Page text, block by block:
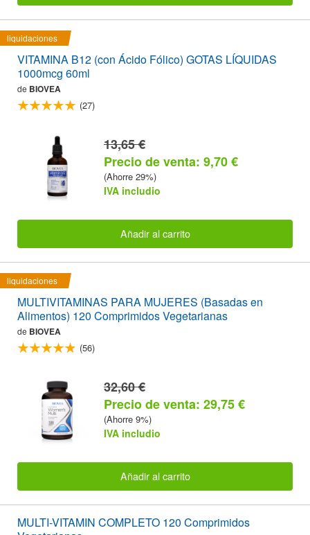
liquidaciones
VITAMINA B12 (con Ácido Fólico) GOTAS LÍQUIDAS
1000mcg 60ml
de BIOVEA
(27)
13,65 €
Precio de venta: 9,70 €
(Ahorre 29%)
IVA includio
Añadir al carrito
liquidaciones
MULTIVITAMINAS PARA MUJERES (Basadas en
Alimentos) 120 Comprimidos Vegetarianas
de BIOVEA
(56)
32,60 €
Precio de venta: 29,75 €
(Ahorre 9%)
IVA includio
Añadir al carrito
MULTI-VITAMIN COMPLETO 120 Comprimidos